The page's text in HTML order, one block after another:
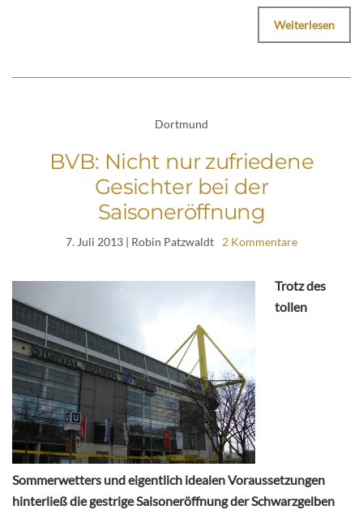
Weiterlesen
Dortmund
BVB: Nicht nur zufriedene
Gesichter bei der
Saisoneröffnung
7. Juli 2013 | Robin Patzwaldt 2 Kommentare
Trotz des
tollen
Sommerwetters und eigentlich idealen Voraussetzungen
hinterließ die gestrige Saisoneröffnung der Schwarzgelben